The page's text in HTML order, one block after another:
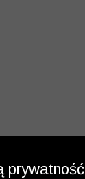
prywatność